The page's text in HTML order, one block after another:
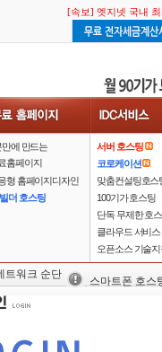
[속보] 엣지넷 국내
만에 만드는
홈페이지
형 홈페이지디자인
더 호스팅
서버 호스팅
코로케이션
맞춤컨설팅호스
100기가 호스팅
단독 무제한 호
클라우드 서비스
오픈소스 기술
트워크 순단
스마트폰 호스